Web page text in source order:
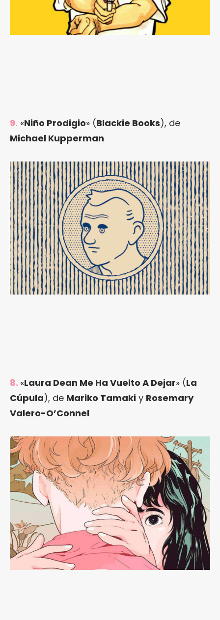
9. «Niño Prodigio» (Blackie Books), de
Michael Kupperman
8. «Laura Dean Me Ha Vuelto A Dejar» (La
Cúpula), de Mariko Tamaki y Rosemary
Valero-O’Connel